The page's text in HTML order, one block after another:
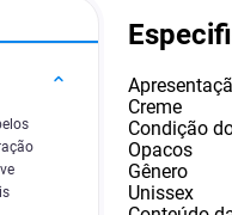
Creme
Condição
Opacos
Gênero
Unissex